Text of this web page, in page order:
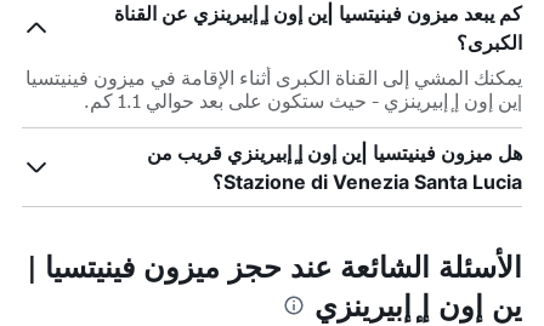
كم يبعد ميزون فينيتسيا |ين إون إ ٕإبيرينزي عن القناة
الكبرى؟
يمكنك المشي إلى القناة الكبرى أثناء الإقامة في ميزون فينيتسيا
|ين إون إ ٕإبيرينزي - حيث ستكون على بعد حوالي 1.1 كم.
هل ميزون فينيتسيا |ين إون إ ٕإبيرينزي قريب من
Stazione di Venezia Santa Lucia؟
الأسئلة الشائعة عند حجز ميزون فينيتسيا |
ين إون إ ٕإبيرينزي